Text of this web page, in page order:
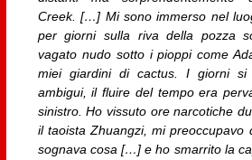
Creek. […] Mi sono immerso nel
per giorni sulla riva della pozza
vagato nudo sotto i pioppi come
miei giardini di cactus. I giorni
ambigui, il fluire del tempo era
sinistro. Ho vissuto ore narcotiche
il taoista Zhuangzi, mi preoccupavo
sognava cosa […] e ho smarrito la